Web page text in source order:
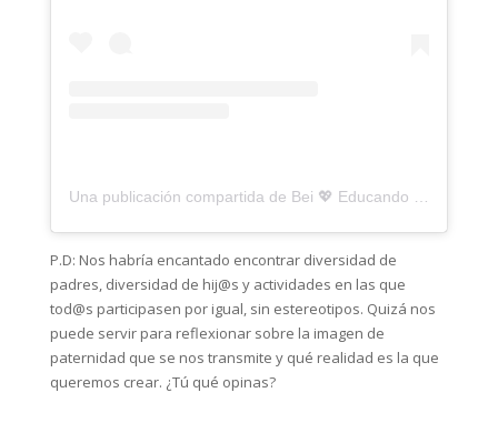
Una publicación compartida de Bei 💖 Educando en conexión 💖 (@montessorizate.tigriteando)
P.D: Nos habría encantado encontrar diversidad de
padres, diversidad de hij@s y actividades en las que
tod@s participasen por igual, sin estereotipos. Quizá nos
puede servir para reflexionar sobre la imagen de
paternidad que se nos transmite y qué realidad es la que
queremos crear. ¿Tú qué opinas?